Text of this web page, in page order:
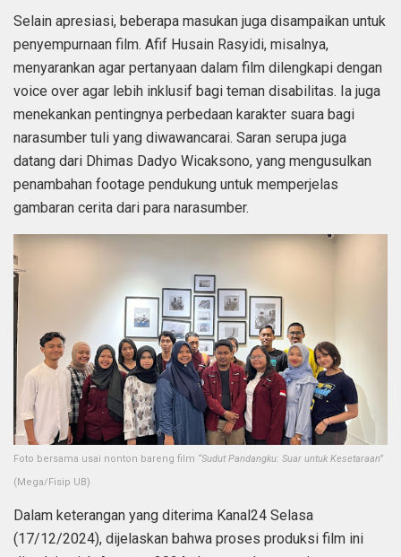
Selain apresiasi, beberapa masukan juga disampaikan untuk
penyempurnaan film. Afif Husain Rasyidi, misalnya,
menyarankan agar pertanyaan dalam film dilengkapi dengan
voice over agar lebih inklusif bagi teman disabilitas. Ia juga
menekankan pentingnya perbedaan karakter suara bagi
narasumber tuli yang diwawancarai. Saran serupa juga
datang dari Dhimas Dadyo Wicaksono, yang mengusulkan
penambahan footage pendukung untuk memperjelas
gambaran cerita dari para narasumber.
Foto bersama usai nonton bareng film “Sudut Pandangku: Suar untuk Kesetaraan”
(Mega/Fisip UB)
Dalam keterangan yang diterima Kanal24 Selasa
(17/12/2024), dijelaskan bahwa proses produksi film ini